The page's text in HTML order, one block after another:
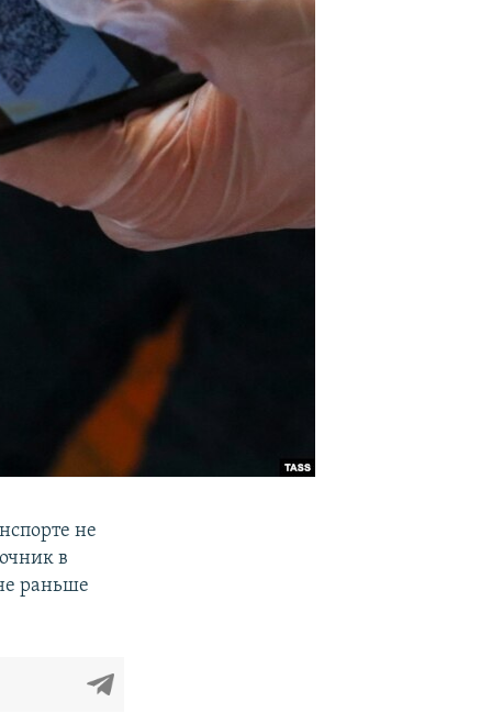
не
в
раньше